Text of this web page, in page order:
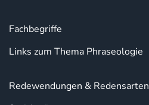
Fachbegriffe
Links zum Thema Phraseologie
Redewendungen & Redensarten